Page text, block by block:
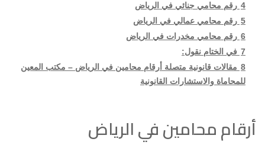
4 رقم محامي جنائي في الرياض
5 رقم محامي عمالي في الرياض
6 رقم محامي مخدرات في الرياض
7 في الختام نقول:
8 مقالات قانونية متصلة أرقام محامين في الرياض – مكتب المعين
للمحاماة والاستشارات القانونية
أرقام محامين في الرياض